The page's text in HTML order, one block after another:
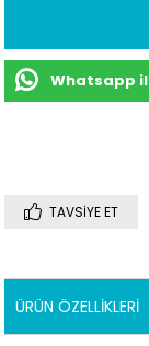
Whatsapp
TAVSIYE ET
ÜRÜN ÖZELLIKLERI